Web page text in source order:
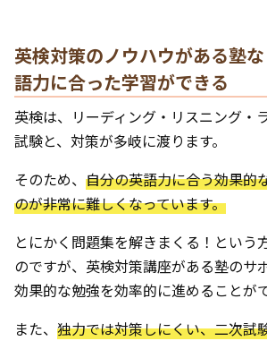
英検対策のノウハウがある塾
語力に合った学習ができる
英検は、リーディング・リスニング・
試験と、対策が多岐に渡ります。
そのため、 自分の英語力に合う効果的
のが非常に難しくなっています。
とにかく問題集を解きまくる！という
のですが、英検対策講座がある塾のサ
効果的な勉強を効率的に進めることが
また、 独力では対策しにくい、二次試